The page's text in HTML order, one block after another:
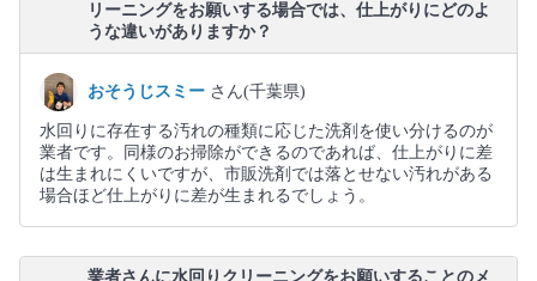
リーニングをお願いする場合では、仕上がりにどのよ
うな違いがありますか？
おそうじスミー さん(千葉県)
水回りに存在する汚れの種類に応じた洗剤を使い分けるのが
業者です。同様のお掃除ができるのであれば、仕上がりに差
は生まれにくいですが、市販洗剤では落とせない汚れがある
場合ほど仕上がりに差が生まれるでしょう。
業者さんに水回りクリーニングをお願いすることのメ